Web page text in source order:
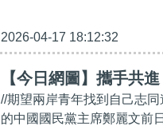
2026-04-17 18:12:32
【今日網圖】攜手共進
//期望兩岸青年找到自己志
的中國國民黨主席鄭麗文前